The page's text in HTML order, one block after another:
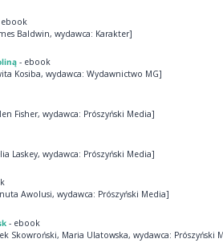
ebook
Baldwin, wydawca: Karakter]
- ebook
Kosiba, wydawca: Wydawnictwo MG]
Fisher, wydawca: Prószyński Media]
Laskey, wydawca: Prószyński Media]
Awolusi, wydawca: Prószyński Media]
- ebook
Skowroński, Maria Ulatowska, wydawca: Prószyński